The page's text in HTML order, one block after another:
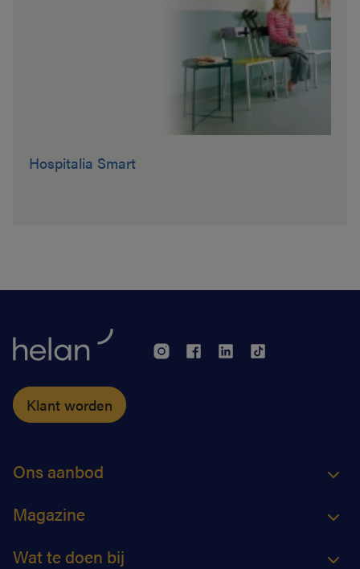
Hospitalia Smart
Klant worden
Ons aanbod
Magazine
Wat te doen bij